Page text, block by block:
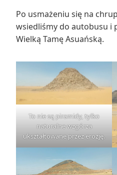
Po usmażeniu się na
wsiedliśmy do autobusu i
Wielką Tamę Asuańską.
To nie są piramidy, tylko
naturalne wzgórza
ukształtowane przez erozję.